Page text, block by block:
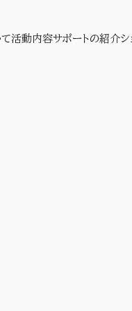
活動内容サポートの紹介シ